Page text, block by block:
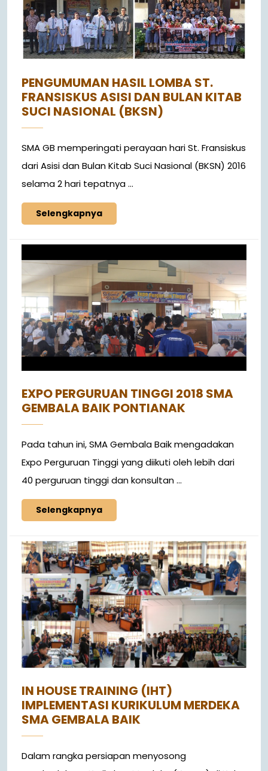
PENGUMUMAN HASIL LOMBA ST.
FRANSISKUS ASISI DAN BULAN KITAB
SUCI NASIONAL (BKSN)
SMA GB memperingati perayaan hari St. Fransiskus
dari Asisi dan Bulan Kitab Suci Nasional (BKSN) 2016
selama 2 hari tepatnya ...
Selengkapnya
EXPO PERGURUAN TINGGI 2018 SMA
GEMBALA BAIK PONTIANAK
Pada tahun ini, SMA Gembala Baik mengadakan
Expo Perguruan Tinggi yang diikuti oleh lebih dari
40 perguruan tinggi dan konsultan ...
Selengkapnya
IN HOUSE TRAINING (IHT)
IMPLEMENTASI KURIKULUM MERDEKA
SMA GEMBALA BAIK
Dalam rangka persiapan menyosong